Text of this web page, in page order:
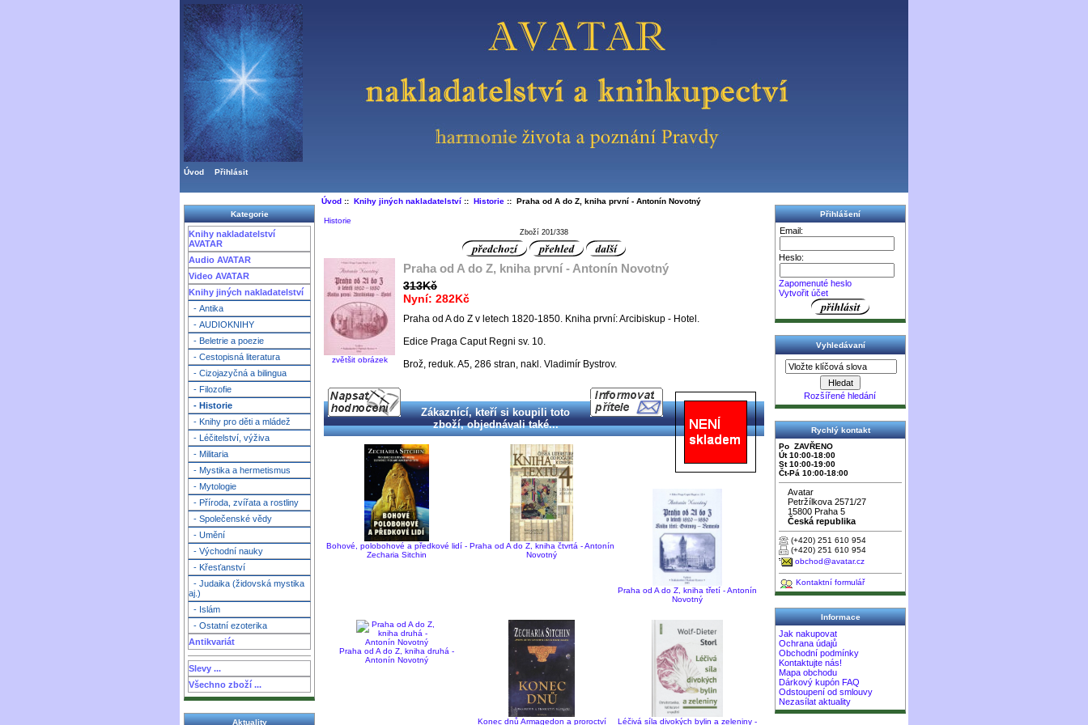
Úvod Přihlásit
Kategorie
Knihy nakladatelství
AVATAR
Audio AVATAR
Video AVATAR
Knihy jiných nakladatelství
- Antika
- AUDIOKNIHY
- Beletrie a poezie
- Cestopisná literatura
- Cizojazyčná a bilingua
- Filozofie
- Historie
- Knihy pro děti a mládež
- Léčitelství, výživa
- Militaria
- Mystika a hermetismus
- Mytologie
- Příroda, zvířata a rostliny
- Společenské vědy
- Umění
- Východní nauky
- Křesťanství
- Judaika (židovská mystika
aj.)
- Islám
- Ostatní ezoterika
Antikvariát
Slevy ...
Všechno zboží ...
Aktuality
Úvod:: Knihy jiných nakladatelství:: Historie:: Praha od A do Z, kniha první - Antonín Novotný
Historie
Zboží 201/338
zvětšit obrázek
Praha od A do Z, kniha první - Antonín Novotný
313Kč
Nyní: 282Kč
Praha od A do Z v letech 1820-1850. Kniha první: Arcibiskup - Hotel.
Edice Praga Caput Regni sv. 10.
Brož, reduk. A5, 286 stran, nakl. Vladimír Bystrov.
Zákaznící, kteří si koupili toto
zboží, objednávali také...
Bohové, polobohové a předkové lidí -
Zecharia Sitchin
Praha od A do Z, kniha čtvrtá - Antonín
Novotný
Praha od A do Z, kniha třetí - Antonín
Novotný
Praha od A do Z, kniha druhá -
Antonín Novotný
Konec dnů Armagedon a proroctví Léčivá síla divokých bylin a zeleniny -
Přihlášení
Email:
Heslo:
Zapomenuté heslo
Vytvořit účet
Vyhledávaní
Rozšířené hledání
Rychlý kontakt
Po ZAVŘENO
Út 10:00-18:00
St 10:00-19:00
Čt-Pá 10:00-18:00
Avatar
Petržílkova 2571/27
15800 Praha 5
Česká republika
(+420) 251 610 954
(+420) 251 610 954
obchod@avatar.cz
Kontaktní formulář
Informace
Jak nakupovat
Ochrana údajů
Obchodní podmínky
Kontaktujte nás!
Mapa obchodu
Dárkový kupón FAQ
Odstoupení od smlouvy
Nezasílat aktuality